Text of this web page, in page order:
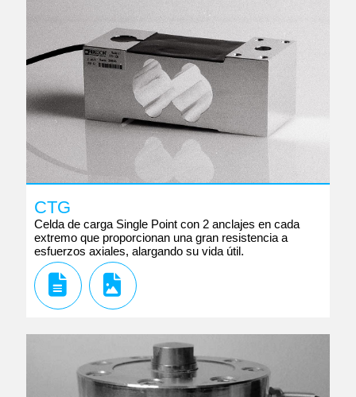
CTG
Celda de carga Single Point con 2 anclajes en cada
extremo que proporcionan una gran resistencia a
esfuerzos axiales, alargando su vida útil.